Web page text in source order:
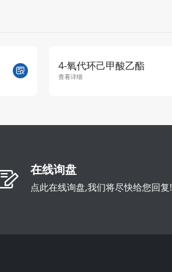
4-氧代环己甲酸乙酯
查看详细
在线询盘
点此在线询盘,我们将尽快给您回复!